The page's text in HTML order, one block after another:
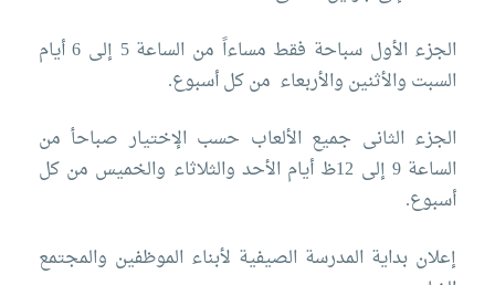
الإستشارات
روابط الكليات المقرات الحياة
بالأكاديمية
الجزء الأول سباحة فقط مساءاً من الساعة 5 إلى 6 أيام
السبت والأثنين والأربعاء من كل أسبوع.
الجزء الثانى جميع الألعاب حسب الإختيار صباحأ من
الساعة 9 إلى 12ظ أيام الأحد والثلاثاء والخميس من كل
أسبوع.
إعلان بداية المدرسة الصيفية لأبناء الموظفين والمجتمع